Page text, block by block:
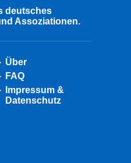
deutsches
Assoziationen.
Über
FAQ
Impressum &
Datenschutz